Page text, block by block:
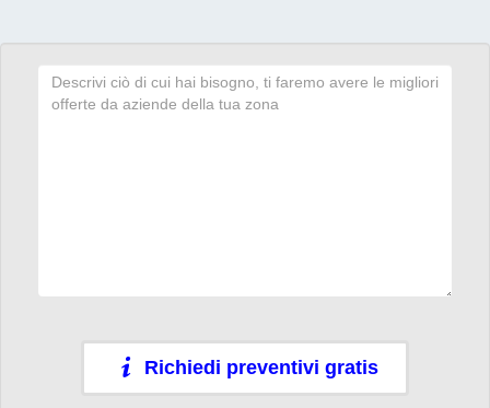
Richiedi preventivi gratis